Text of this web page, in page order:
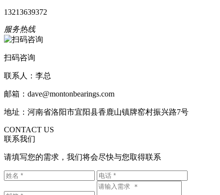
13213639372
服务热线
扫码咨询
联系人：李总
邮箱：dave@montonbearings.com
地址：河南省洛阳市宜阳县香鹿山镇牌窑村振兴路7号
CONTACT US
联系我们
请填写您的需求，我们将会尽快与您取得联系